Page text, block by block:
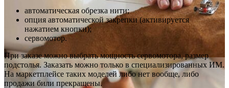
автоматическая обрезка нити;
опция автоматической закрепки (активируется
нажатием кнопки);
сервомотор.
При заказе можно выбрать мощность сервомотора, размер
подстолья. Заказать можно только в специализированных ИМ.
На маркетплейсе таких моделей либо нет вообще, либо
продажи били прекращены.